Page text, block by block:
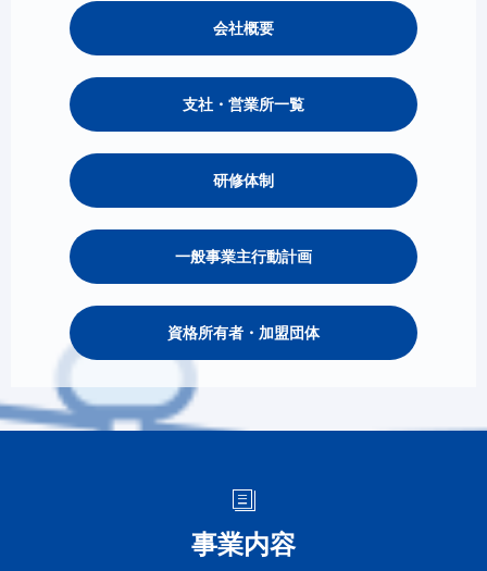
会社概要
支社・営業所一覧
研修体制
一般事業主行動計画
資格所有者・加盟団体
事業内容